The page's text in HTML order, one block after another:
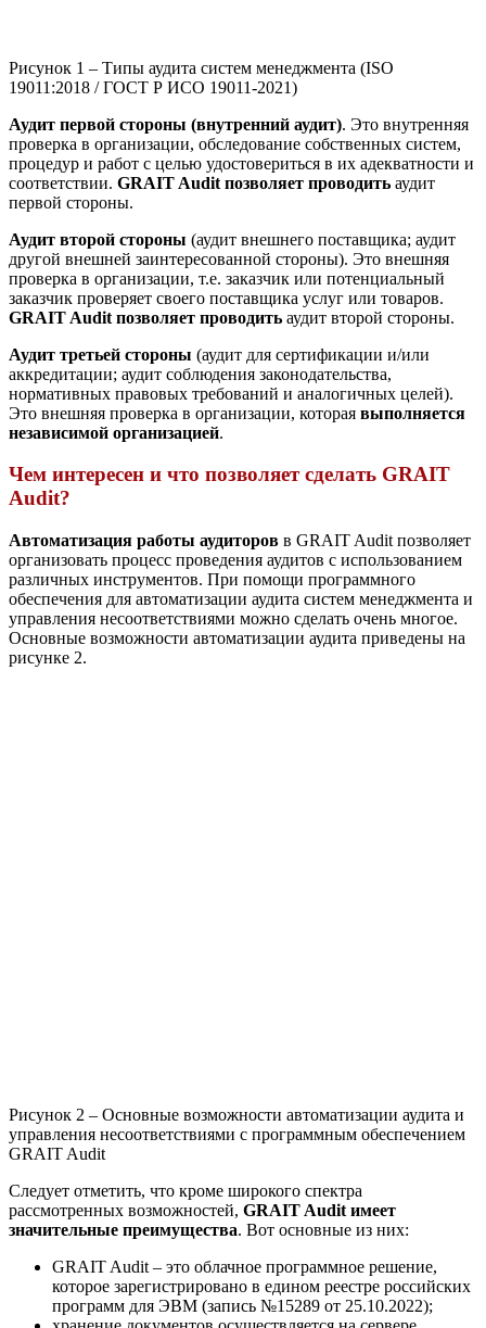
Рисунок 1 – Типы аудита систем менеджмента (ISO
19011:2018 / ГОСТ Р ИСО 19011-2021)
Аудит первой стороны (внутренний аудит). Это внутренняя
проверка в организации, обследование собственных систем,
процедур и работ с целью удостовериться в их адекватности и
соответствии. GRAIT Audit позволяет проводить аудит
первой стороны.
Аудит второй стороны (аудит внешнего поставщика; аудит
другой внешней заинтересованной стороны). Это внешняя
проверка в организации, т.е. заказчик или потенциальный
заказчик проверяет своего поставщика услуг или товаров.
GRAIT Audit позволяет проводить аудит второй стороны.
Аудит третьей стороны (аудит для сертификации и/или
аккредитации; аудит соблюдения законодательства,
нормативных правовых требований и аналогичных целей).
Это внешняя проверка в организации, которая выполняется
независимой организацией.
Чем интересен и что позволяет сделать GRAIT
Audit?
Автоматизация работы аудиторов в GRAIT Audit позволяет
организовать процесс проведения аудитов с использованием
различных инструментов. При помощи программного
обеспечения для автоматизации аудита систем менеджмента и
управления несоответствиями можно сделать очень многое.
Основные возможности автоматизации аудита приведены на
рисунке 2.
Рисунок 2 – Основные возможности автоматизации аудита и
управления несоответствиями с программным обеспечением
GRAIT Audit
Следует отметить, что кроме широкого спектра
рассмотренных возможностей, GRAIT Audit имеет
значительные преимущества. Вот основные из них:
GRAIT Audit – это облачное программное решение,
которое зарегистрировано в едином реестре российских
программ для ЭВМ (запись №15289 от 25.10.2022);